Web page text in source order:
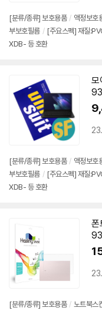
[분류/종류] 보호용품 / 액정보호
부보호필름 / [주요스펙] 재질
XDB- 등 호환
모
[분류/종류] 보호용품 / 액정보호
부보호필름 / [주요스펙] 재질
XDB- 등 호환
폰
[분류/종류] 보호용품 / 노트북스